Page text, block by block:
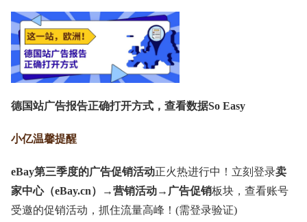
德国站广告报告正确打开方式，查看数据So Easy
小亿温馨提醒
eBay第三季度的广告促销活动正火热进行中！立刻登录卖
家中心（eBay.cn）→营销活动→广告促销板块，查看账号
受邀的促销活动，抓住流量高峰！(需登录验证)